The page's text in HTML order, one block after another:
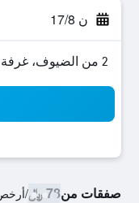
ن 17/8
2 من الضيوف، غرفة واحدة
صفقات من78 ﷼ /